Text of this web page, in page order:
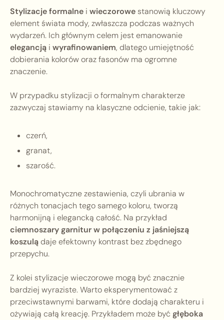
Stylizacje formalne i wieczorowe stanowią kluczowy
element świata mody, zwłaszcza podczas ważnych
wydarzeń. Ich głównym celem jest emanowanie
elegancją i wyrafinowaniem, dlatego umiejętność
dobierania kolorów oraz fasonów ma ogromne
znaczenie.
W przypadku stylizacji o formalnym charakterze
zazwyczaj stawiamy na klasyczne odcienie, takie jak:
czerń,
granat,
szarość.
Monochromatyczne zestawienia, czyli ubrania w
różnych tonacjach tego samego koloru, tworzą
harmonijną i elegancką całość. Na przykład
ciemnoszary garnitur w połączeniu z jaśniejszą
koszulądaje efektowny kontrast bez zbędnego
przepychu.
Z kolei stylizacje wieczorowe mogą być znacznie
bardziej wyraziste. Warto eksperymentować z
przeciwstawnymi barwami, które dodają charakteru i
ożywiają całą kreację. Przykładem może być głęboka